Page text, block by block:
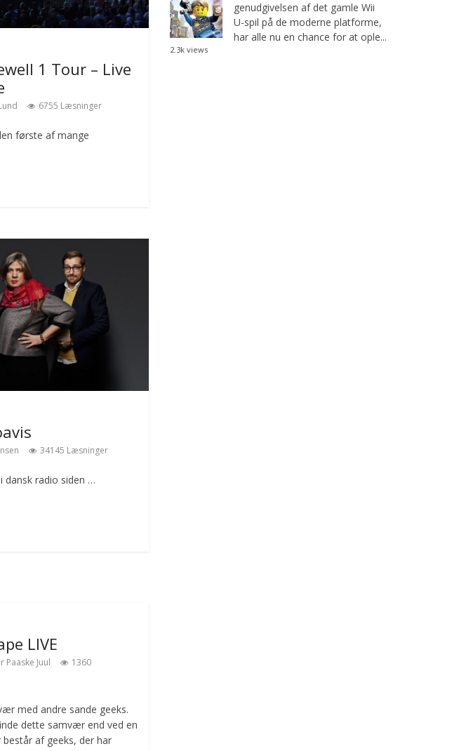
1 Tour – Live
6755 Læsninger
første af mange
34145 Læsninger
dansk radio siden …
LIVE
Paaske Juul
1360
med andre sande geeks.
dette samvær end ved en
af geeks, der har
genudgivelsen af det gamle Wii
U-spil på de moderne platforme,
har alle nu en chance for at ople...
2.3k views